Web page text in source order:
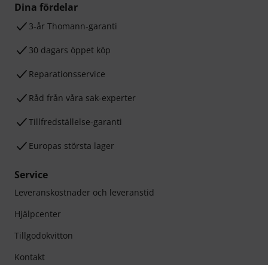
Dina fördelar
3-år Thomann-garanti
30 dagars öppet köp
Reparationsservice
Råd från våra sak-experter
Tillfredställelse-garanti
Europas största lager
Service
Leveranskostnader och leveranstid
Hjälpcenter
Tillgodokvitton
Kontakt